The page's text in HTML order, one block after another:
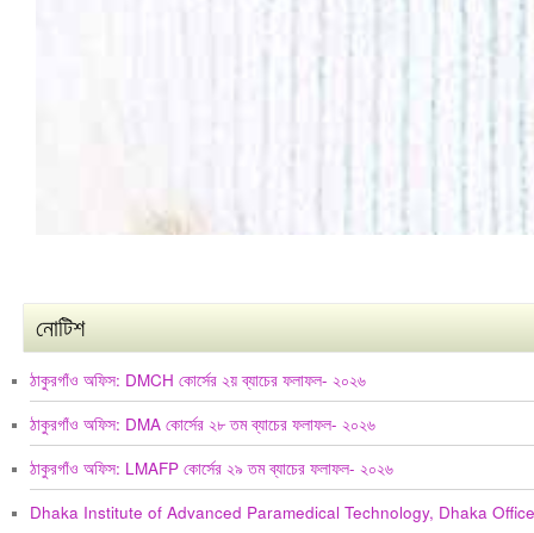
নোটিশ
ঠাকুরগাঁও অফিস: DMCH কোর্সের ২য় ব্যাচের ফলাফল- ২০২৬
ঠাকুরগাঁও অফিস: DMA কোর্সের ২৮ তম ব্যাচের ফলাফল- ২০২৬
ঠাকুরগাঁও অফিস: LMAFP কোর্সের ২৯ তম ব্যাচের ফলাফল- ২০২৬
Dhaka Institute of Advanced Paramedical Technology, Dhaka